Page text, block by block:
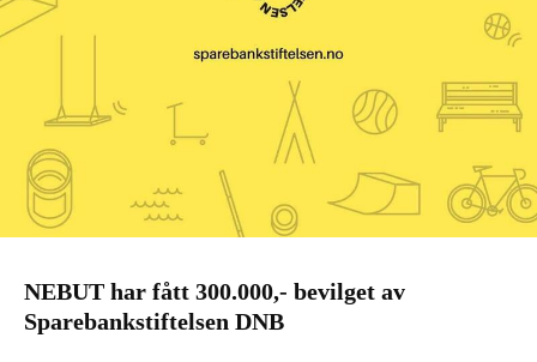
NEBUT har fått 300.000,- bevilget av
Sparebankstiftelsen DNB